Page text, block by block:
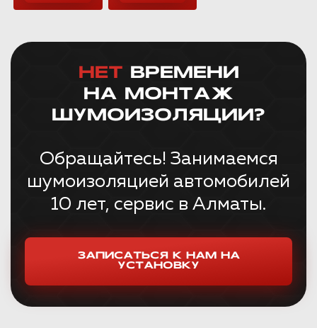
НЕТ ВРЕМЕНИ
НА МОНТАЖ
ШУМОИЗОЛЯЦИИ?
Обращайтесь! Занимаемся
шумоизоляцией автомобилей
10 лет, сервис в Алматы.
ЗАПИСАТЬСЯ К НАМ НА
УСТАНОВКУ